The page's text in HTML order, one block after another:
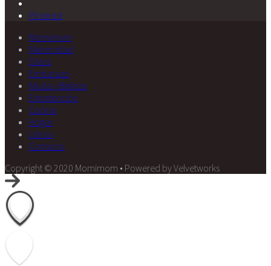
Pinterest
Momimom
Maternidad
Datos
Embarazo
Moda y Belleza
Entretención
Cocina
Hogar
Libros
Contacto
Copyright © 2020 Momimom • Powered by Velvetworks